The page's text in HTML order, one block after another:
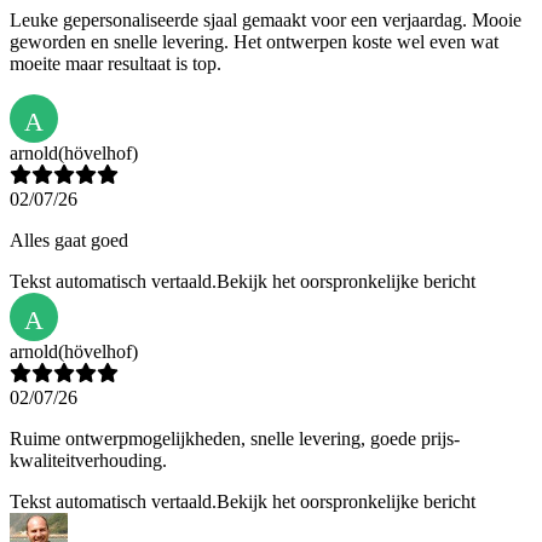
Leuke gepersonaliseerde sjaal gemaakt voor een verjaardag. Mooie
geworden en snelle levering. Het ontwerpen koste wel even wat
moeite maar resultaat is top.
A
arnold(hövelhof)
02/07/26
Alles gaat goed
Tekst automatisch vertaald.Bekijk het oorspronkelijke bericht
A
arnold(hövelhof)
02/07/26
Ruime ontwerpmogelijkheden, snelle levering, goede prijs-
kwaliteitverhouding.
Tekst automatisch vertaald.Bekijk het oorspronkelijke bericht